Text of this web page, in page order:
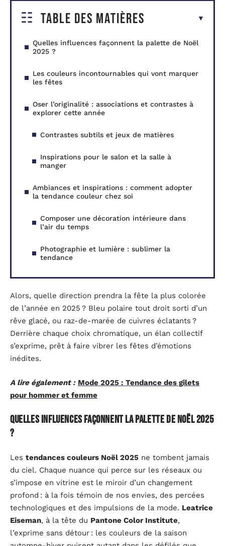
Table des matières
Quelles influences façonnent la palette de Noël
2025 ?
Les couleurs incontournables qui vont marquer
les fêtes
Oser l’originalité : associations et contrastes à
explorer cette année
Contrastes subtils et jeux de matières
Inspirations pour le salon et la salle à
manger
Ambiances et inspirations : comment adopter
la tendance couleur chez soi
Composer une décoration intérieure dans
l’air du temps
Photographie et lumière : sublimer la
tendance
Alors, quelle direction prendra la fête la plus colorée
de l’année en 2025 ? Bleu polaire tout droit sorti d’un
rêve glacé, ou raz-de-marée de cuivres éclatants ?
Derrière chaque choix chromatique, un élan collectif
s’exprime, prêt à faire vibrer les fêtes d’émotions
inédites.
A lire également : Mode 2025 : Tendance des gilets
pour hommer et femme
Quelles influences façonnent la palette de Noël 2025
?
Les tendances couleurs Noël 2025 ne tombent jamais
du ciel. Chaque nuance qui perce sur les réseaux ou
s’impose en vitrine est le miroir d’un changement
profond : à la fois témoin de nos envies, des percées
technologiques et des impulsions de la mode. Leatrice
Eiseman, à la tête du Pantone Color Institute,
l’exprime sans détour : les couleurs de la saison